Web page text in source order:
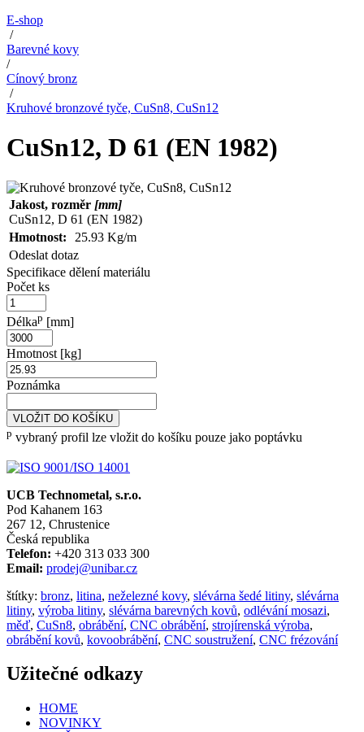
E-shop
/
Barevné kovy
/
Cínový bronz
/
Kruhové bronzové tyče, CuSn8, CuSn12
CuSn12, D 61 (EN 1982)
Jakost, rozměr [mm]
CuSn12, D 61 (EN 1982)
Hmotnost:
25.93 Kg/m
Odeslat dotaz
Specifikace dělení materiálu
Počet ks
Délkap [mm]
Hmotnost [kg]
Poznámka
VLOŽIT DO KOŠÍKU
p vybraný profil lze vložit do košíku pouze jako poptávku
UCB Technometal, s.r.o.
Pod Kahanem 163
267 12, Chrustenice
Česká republika
Telefon: +420 313 033 300
Email: prodej@unibar.cz
štítky: bronz, litina, neželezné kovy, slévárna šedé litiny, slévárna
litiny, výroba litiny, slévárna barevných kovů, odlévání mosazi,
měď, CuSn8, obrábění, CNC obrábění, strojírenská výroba,
obrábění kovů, kovoobrábění, CNC soustružení, CNC frézování
Užitečné odkazy
HOME
NOVINKY